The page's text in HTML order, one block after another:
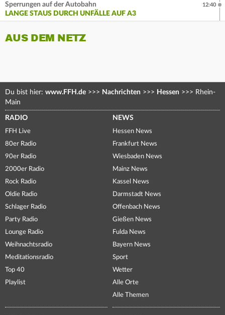
Sperrungen auf der Autobahn
LANGE STAUS DURCH UNFÄLLE AUF A3
12:40
AUS DEM NETZ
Du bist hier: www.FFH.de >>> Nachrichten >>> Hessen >>> Rhein-
Main
RADIO
FFH Live
80er Radio
90er Radio
2000er Radio
Rock Radio
Oldie Radio
Schlager Radio
Party Radio
Lounge Radio
Weihnachtsradio
Meditationsradio
Top 40
Playlist
NEWS
Hessen News
Frankfurt News
Wiesbaden News
Mainz News
Kassel News
Darmstadt News
Offenbach News
Gießen News
Fulda News
Bayern News
Sport
Wetter
Alle Orte
Alle Themen